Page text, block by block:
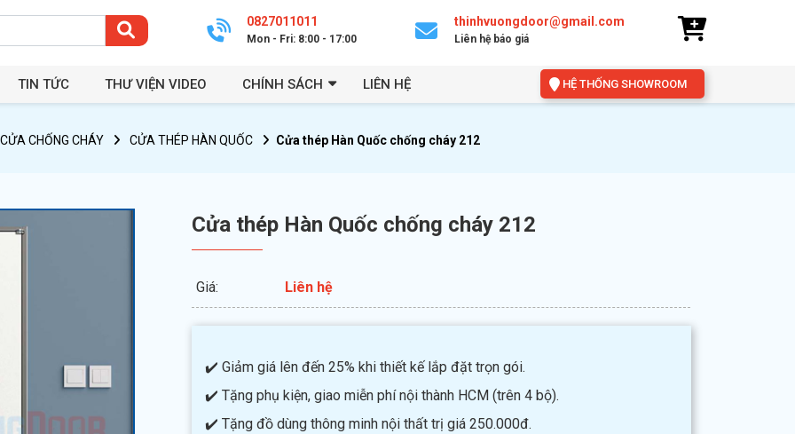
0827011011
Mon - Fri: 8:00 - 17:00
thinhvuongdoor@gmail.com
Liên hệ báo giá
TIN TỨC THƯ VIỆN VIDEO CHÍNH SÁCH LIÊN HỆ HỆ THỐNG SHOWROOM
CỬA CHỐNG CHÁY CỬA THÉP HÀN QUỐC Cửa thép Hàn Quốc chống cháy 212
Cửa thép Hàn Quốc chống cháy 212
Giá: Liên hệ
✔️ Giảm giá lên đến 25% khi thiết kế lắp đặt trọn gói.
✔️ Tặng phụ kiện, giao miễn phí nội thành HCM (trên 4 bộ).
✔️ Tặng đồ dùng thông minh nội thất trị giá 250.000đ.